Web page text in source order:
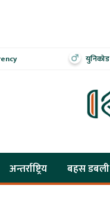
युनिकोड
अन्तर्राष्ट्रिय बहस डबली